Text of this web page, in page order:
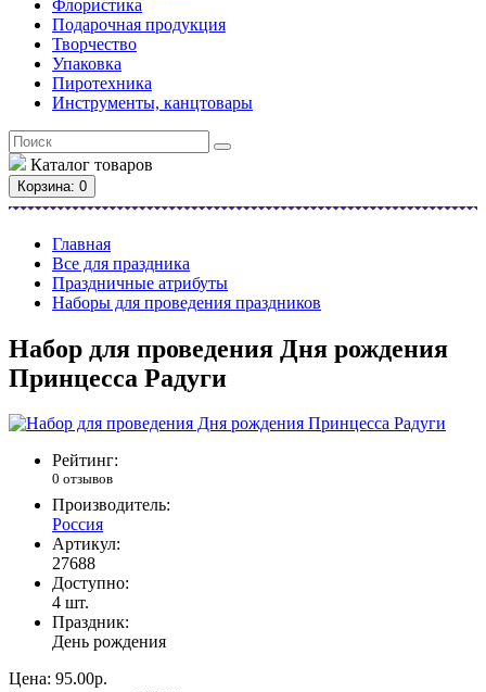
Флористика
Подарочная продукция
Творчество
Упаковка
Пиротехника
Инструменты, канцтовары
Каталог товаров
Корзина: 0
Главная
Все для праздника
Праздничные атрибуты
Наборы для проведения праздников
Набор для проведения Дня рождения
Принцесса Радуги
Рейтинг:
0 отзывов
Производитель:
Россия
Артикул:
27688
Доступно:
4 шт.
Праздник:
День рождения
Цена: 95.00р.